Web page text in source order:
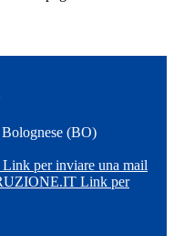
(BO)
Link per inviare una mail
Link per